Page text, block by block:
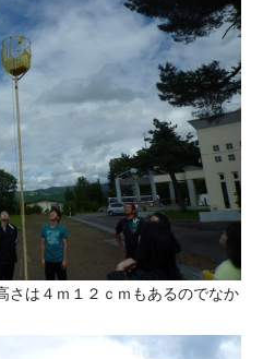
さは４ｍ１２ｃｍもあるのでなか